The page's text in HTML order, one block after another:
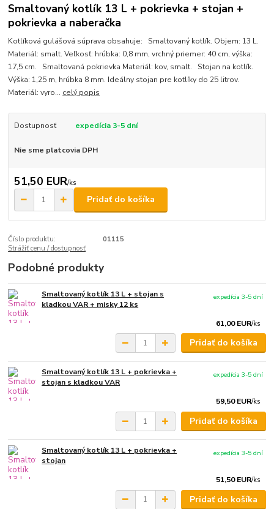
Smaltovaný kotlík 13 L + pokrievka + stojan +
pokrievka a naberačka
Kotlíková gulášová súprava obsahuje: Smaltovaný kotlík. Objem: 13 L.
Materiál: smalt. Veľkosť: hrúbka: 0,8 mm, vrchný priemer: 40 cm, výška:
17,5 cm. Smaltovaná pokrievka Materiál: kov, smalt. Stojan na kotlík.
Výška: 1,25 m, hrúbka 8 mm. Ideálny stojan pre kotlíky do 25 litrov.
Materiál: vyro... celý popis
Dostupnosť expedícia 3-5 dní
Nie sme platcovia DPH
51,50 EUR/ks
Pridať do košíka
Číslo produktu:
01115
Strážiť cenu / dostupnosť
Podobné produkty
Smaltovaný kotlík 13 L + stojan s
kladkou VAR + misky 12 ks
61,00 EUR/ks
expedícia 3-5 dní
Pridať do košíka
Smaltovaný kotlík 13 L + pokrievka +
stojan s kladkou VAR
59,50 EUR/ks
expedícia 3-5 dní
Pridať do košíka
Smaltovaný kotlík 13 L + pokrievka +
stojan
51,50 EUR/ks
expedícia 3-5 dní
Pridať do košíka